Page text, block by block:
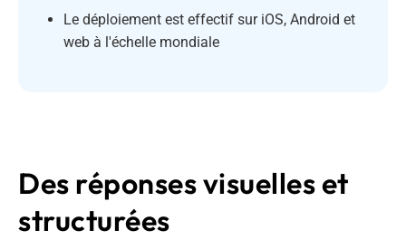
Le déploiement est effectif sur iOS, Android et
web à l'échelle mondiale
Des réponses visuelles et
structurées